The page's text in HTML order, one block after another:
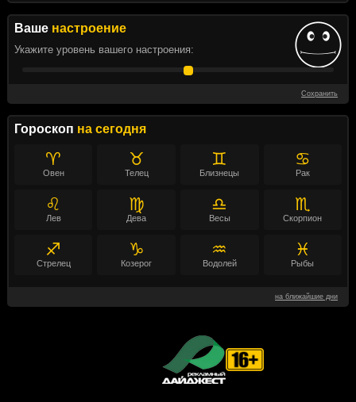
Ваше настроение
Укажите уровень вашего настроения:
Сохранить
Гороскоп на сегодня
♈
Овен
♉
Телец
♊
Близнецы
♋
Рак
♌
Лев
♍
Дева
♎
Весы
♏
Скорпион
♐
Стрелец
♑
Козерог
♒
Водолей
♓
Рыбы
на ближайшие дни